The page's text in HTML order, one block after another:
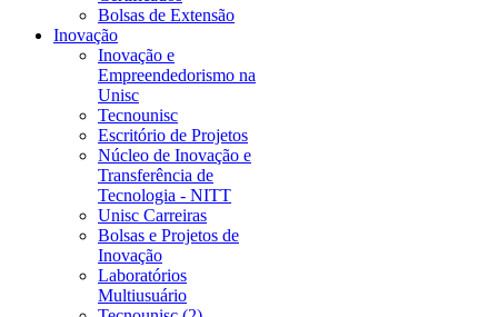
Bolsas de Extensão
Inovação
Inovação e
Empreendedorismo na
Unisc
Tecnounisc
Escritório de Projetos
Núcleo de Inovação e
Transferência de
Tecnologia - NITT
Unisc Carreiras
Bolsas e Projetos de
Inovação
Laboratórios
Multiusuário